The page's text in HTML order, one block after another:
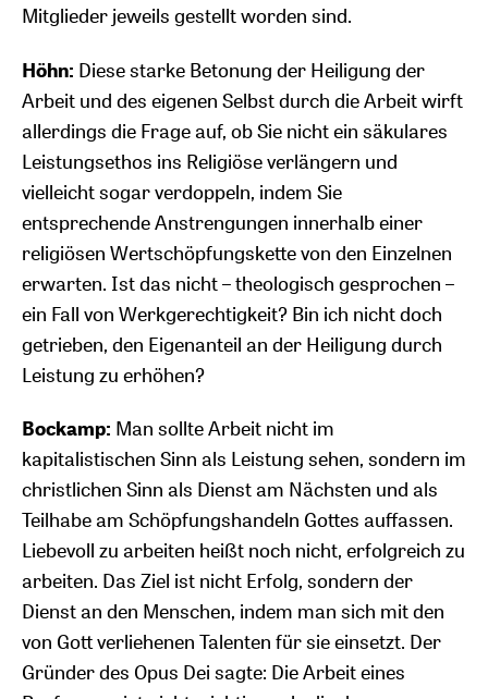
Mitglieder jeweils gestellt worden sind.
Höhn: Diese starke Betonung der Heiligung der
Arbeit und des eigenen Selbst durch die Arbeit wirft
allerdings die Frage auf, ob Sie nicht ein säkulares
Leistungsethos ins Religiöse verlängern und
vielleicht sogar verdoppeln, indem Sie
entsprechende Anstrengungen innerhalb einer
religiösen Wertschöpfungskette von den Einzelnen
erwarten. Ist das nicht – theologisch gesprochen –
ein Fall von Werkgerechtigkeit? Bin ich nicht doch
getrieben, den Eigenanteil an der Heiligung durch
Leistung zu erhöhen?
Bockamp: Man sollte Arbeit nicht im
kapitalistischen Sinn als Leistung sehen, sondern im
christlichen Sinn als Dienst am Nächsten und als
Teilhabe am Schöpfungshandeln Gottes auffassen.
Liebevoll zu arbeiten heißt noch nicht, erfolgreich zu
arbeiten. Das Ziel ist nicht Erfolg, sondern der
Dienst an den Menschen, indem man sich mit den
von Gott verliehenen Talenten für sie einsetzt. Der
Gründer des Opus Dei sagte: Die Arbeit eines